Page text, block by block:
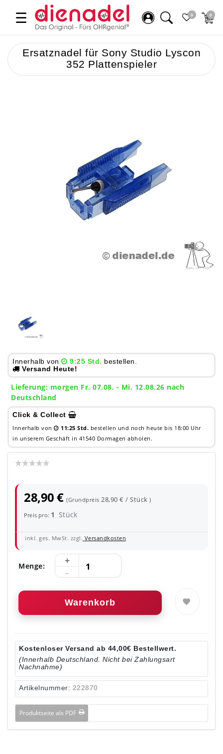
☰ 0 0
Ersatznadel für Sony Studio Lyscon
352 Plattenspieler
Innerhalb von 9:25 Std. bestellen.
Versand Heute!
Lieferung: morgen Fr. 07.08. - Mi. 12.08.26 nach
Deutschland
Click & Collect
Innerhalb von 11:25 Std. bestellen und noch heute bis 18:00 Uhr
in unserem Geschäft in 41540 Dormagen abholen.
28,90 €(Grundpreis28,90 € / Stück)
Preis pro: 1 Stück
inkl. ges. MwSt. zzgl. Versandkosten
Menge:
Warenkorb
Kostenloser Versand ab 44,00€ Bestellwert.
(Innerhalb Deutschland. Nicht bei Zahlungsart
Nachnahme)
Artikelnummer: 222870
Produktseite als PDF